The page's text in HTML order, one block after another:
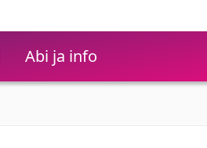
Abi ja info